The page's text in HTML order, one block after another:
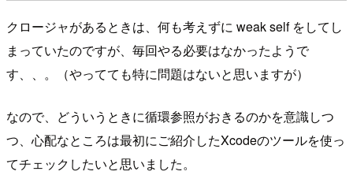
クロージャがあるときは、何も考えずに weak self をしてし
まっていたのですが、毎回やる必要はなかったようで
す、、。（やってても特に問題はないと思いますが）
なので、どういうときに循環参照がおきるのかを意識しつ
つ、心配なところは最初にご紹介したXcodeのツールを使っ
てチェックしたいと思いました。